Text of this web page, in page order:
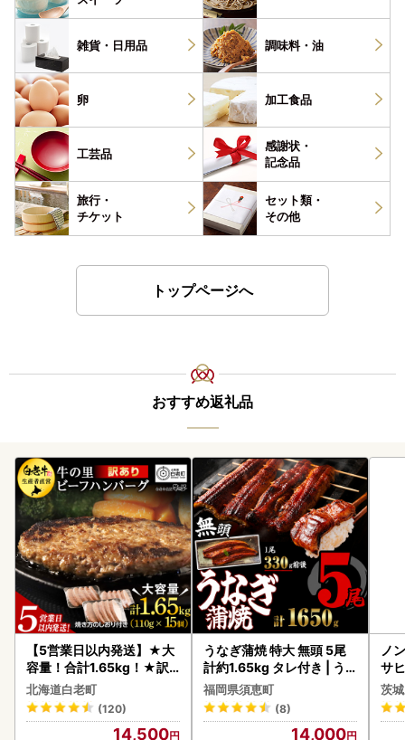
雑貨・ 日用品 調味料・ 油
卵 加工食品
工芸品
感謝状・
記念品
旅行・
チケット
セット類・
その他
トップページへ
おすすめ返礼品
【5営業日以内発送】★大
容量！合計1.65kg！★訳
あり・牛の里ビーフハンバ
ーグ(110ｇ5枚入）×3 AG
058
北海道白老町
(120)
14,500
うなぎ蒲焼 特大 無頭 5尾
計約1.65kg タレ付き | う
なぎ蒲焼
福岡県須恵町
(8)
14,000
ノ
サ
本
守
茨